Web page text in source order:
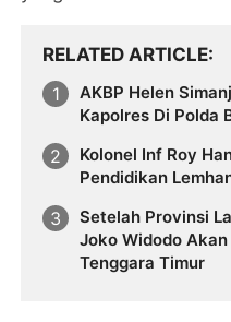
RELATED ARTICLE
AKBP Helen
Kapolres Di Polda
Kolonel Inf Roy
Pendidikan
Setelah Provinsi
Joko Widodo
Tenggara Timur